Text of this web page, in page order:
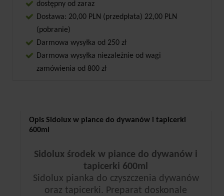
dostępny od zaraz
Dostawa: 20,00 PLN (przedpłata) 22,00 PLN
(pobranie)
Darmowa wysyłka od 250 zł
Darmowa wysyłka niezależnie od wagi
zamówienia od 800 zł
Opis Sidolux w piance do dywanów i tapicerki
600ml
Sidolux środek w piance do dywanów i
tapicerki 600ml
Sidolux pianka do czyszczenia dywanów
oraz tapicerki. Preparat doskonale